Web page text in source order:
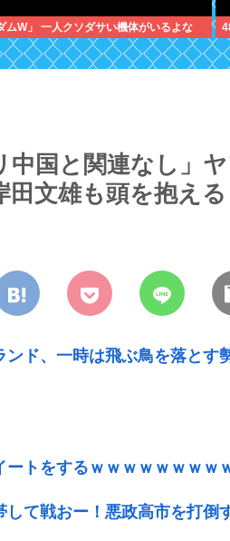
ムW」 一人クソダサい機体がいるよな
国と関連なし」
田文雄も頭を抱える
ド、一時は飛ぶ鳥を落とす
ートをするｗｗｗｗｗｗｗｗ
て戦おー！悪政高市を打倒